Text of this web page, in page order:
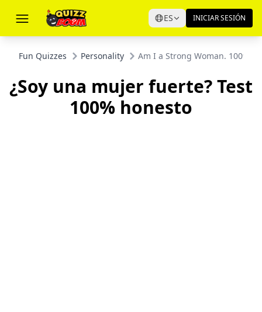
ES INICIAR SESIÓN
Fun Quizzes Personality Am I a Strong Woman. 100%
¿Soy una mujer fuerte? Test
100% honesto